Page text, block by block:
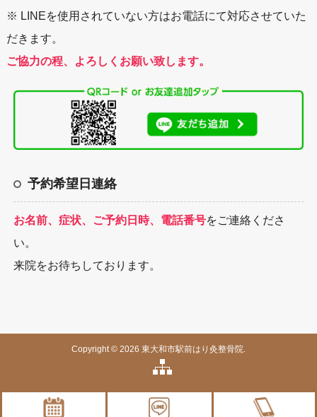
※ LINEを使用されていない方はお電話にて対応させていた
だきます。
ご協力の程、よろしくお願い致します。
予約希望日連絡
お名前、症状、ご予約日時、電話番号をご連絡くださ
い。
来院をお待ちしております。
Copyright © 2026 東大和市駅前はり灸整骨院.